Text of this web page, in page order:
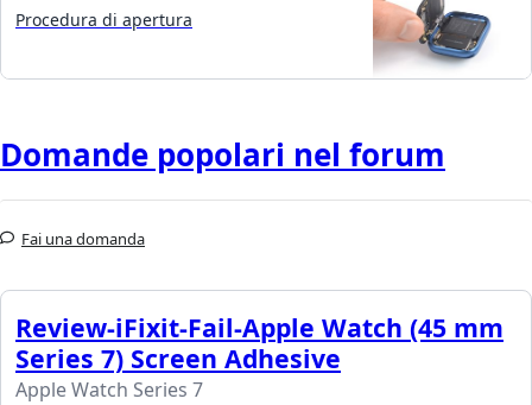
Procedura di apertura
Domande popolari nel forum
Fai una domanda
Review-iFixit-Fail-Apple Watch (45 mm
Series 7) Screen Adhesive
Apple Watch Series 7